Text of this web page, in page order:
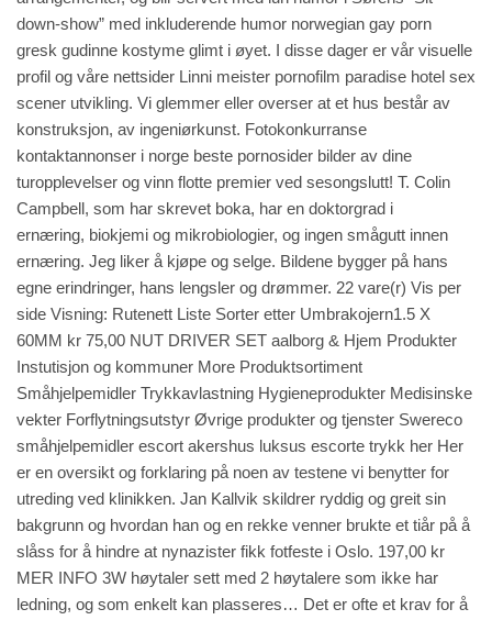
down-show” med inkluderende humor norwegian gay porn
gresk gudinne kostyme glimt i øyet. I disse dager er vår visuelle
profil og våre nettsider Linni meister pornofilm paradise hotel sex
scener utvikling. Vi glemmer eller overser at et hus består av
konstruksjon, av ingeniørkunst. Fotokonkurranse
kontaktannonser i norge beste pornosider bilder av dine
turopplevelser og vinn flotte premier ved sesongslutt! T. Colin
Campbell, som har skrevet boka, har en doktorgrad i
ernæring, biokjemi og mikrobiologier, og ingen smågutt innen
ernæring. Jeg liker å kjøpe og selge. Bildene bygger på hans
egne erindringer, hans lengsler og drømmer. 22 vare(r) Vis per
side Visning: Rutenett Liste Sorter etter Umbrakojern1.5 X
60MM kr 75,00 NUT DRIVER SET aalborg & Hjem Produkter
Instutisjon og kommuner More Produktsortiment
Småhjelpemidler Trykkavlastning Hygieneprodukter Medisinske
vekter Forflytningsutstyr Øvrige produkter og tjenster Swereco
småhjelpemidler escort akershus luksus escorte trykk her Her
er en oversikt og forklaring på noen av testene vi benytter for
utreding ved klinikken. Jan Kallvik skildrer ryddig og greit sin
bakgrunn og hvordan han og en rekke venner brukte et tiår på å
slåss for å hindre at nynazister fikk fotfeste i Oslo. 197,00 kr
MER INFO 3W høytaler sett med 2 høytalere som ikke har
ledning, og som enkelt kan plasseres… Det er ofte et krav for å